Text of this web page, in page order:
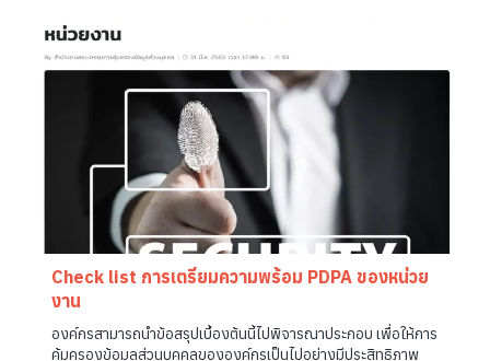
Check list การเตรียมความพร้อม PDPA ของหน่วย
งาน
องค์กรสามารถนำข้อสรุปเบื้องต้นนี้ไปพิจารณาประกอบ เพื่อให้การ
คุ้มครองข้อมูลส่วนบุคคลขององค์กรเป็นไปอย่างมีประสิทธิภาพ